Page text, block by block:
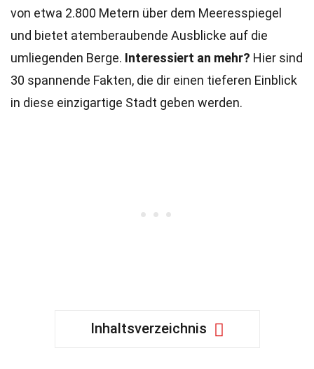
von etwa 2.800 Metern über dem Meeresspiegel
und bietet atemberaubende Ausblicke auf die
umliegenden Berge. Interessiert an mehr? Hier sind
30 spannende Fakten, die dir einen tieferen Einblick
in diese einzigartige Stadt geben werden.
Inhaltsverzeichnis